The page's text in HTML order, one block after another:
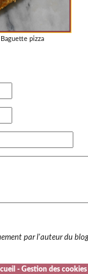
Baguette pizza
par l'auteur du
- Gestion des cookies